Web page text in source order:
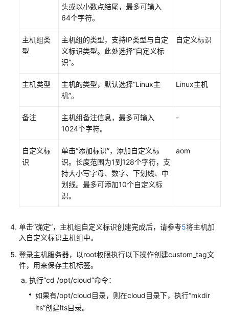
API
参
布
区
用
拉
区
API
参
考
（安
头或以小数点结尾，最多可输入
64个字符。
主机组类
型
主机组的类型，支持IP类型与自定
义标识类型。此处选择“自定义标
识”。
自定义标识
主机类型
主机的类型，默认选择“Linux主
机”。
Linux主机
备注
主机组备注信息，最多可输入
1024个字符。
-
自定义标
识
单击“添加标识”，添加自定义标
识。长度范围为1到128个字符，支
持大小写字母、数字、下划线、中
划线。最多可添加10个自定义标
识。
aom
单击“确定”，主机组自定义标识创建完成后，请参考5将主机加
入自定义标识主机组中。
登录主机服务器，以root权限执行以下操作创建custom_tag文
件，用来保存主机标签。
执行“cd /opt/cloud”命令：
如果有/opt/cloud目录，则在cloud目录下，执行“mkdir
lts”创建lts目录。